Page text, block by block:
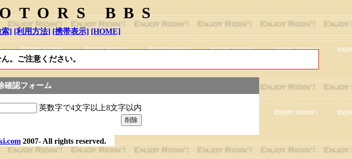
BBS
] [利用方法] [携帯表示] [HOME]
。ご注意ください。
確認フォーム
英数字で4文字以上8文字以内
2007- All rights reserved.